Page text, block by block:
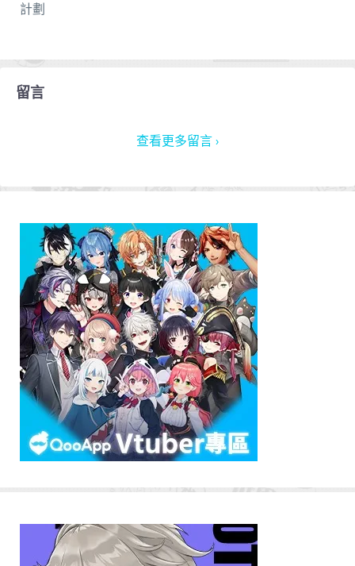
計劃
留言
查看更多留言 ›